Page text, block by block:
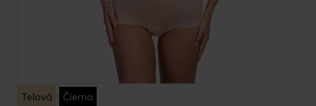
Telová Čierna